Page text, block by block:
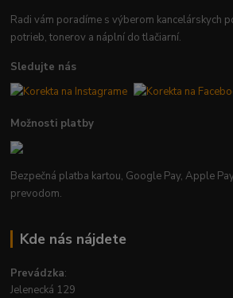
Radi vám poradíme s výberom kancelárskych
potrieb, tonerov a náplní do tlačiarní.
Sledujte nás
Možnosti platby
Bezpečná platba kartou, Google Pay, Apple
prevodom.
Kde nás nájdete
Prevádzka:
Jelenecká 129